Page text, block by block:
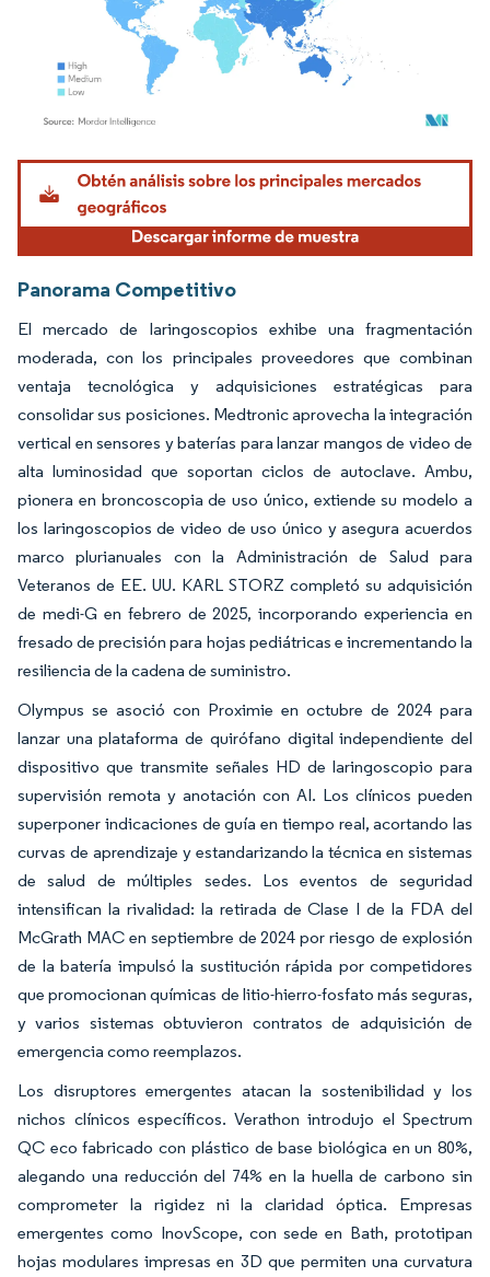
Imagen © Mordor Intelligence. El uso requiere atribución según CC BY 4.0.
Panorama Competitivo
El mercado de laringoscopios exhibe una fragmentación
moderada, con los principales proveedores que combinan
ventaja tecnológica y adquisiciones estratégicas para
consolidar sus posiciones. Medtronic aprovecha la integración
vertical en sensores y baterías para lanzar mangos de video de
alta luminosidad que soportan ciclos de autoclave. Ambu,
pionera en broncoscopia de uso único, extiende su modelo a
los laringoscopios de video de uso único y asegura acuerdos
marco plurianuales con la Administración de Salud para
Veteranos de EE. UU. KARL STORZ completó su adquisición
de medi-G en febrero de 2025, incorporando experiencia en
fresado de precisión para hojas pediátricas e incrementando la
resiliencia de la cadena de suministro.
Olympus se asoció con Proximie en octubre de 2024 para
lanzar una plataforma de quirófano digital independiente del
dispositivo que transmite señales HD de laringoscopio para
supervisión remota y anotación con AI. Los clínicos pueden
superponer indicaciones de guía en tiempo real, acortando las
curvas de aprendizaje y estandarizando la técnica en sistemas
de salud de múltiples sedes. Los eventos de seguridad
intensifican la rivalidad: la retirada de Clase I de la FDA del
McGrath MAC en septiembre de 2024 por riesgo de explosión
de la batería impulsó la sustitución rápida por competidores
que promocionan químicas de litio-hierro-fosfato más seguras,
y varios sistemas obtuvieron contratos de adquisición de
emergencia como reemplazos.
Los disruptores emergentes atacan la sostenibilidad y los
nichos clínicos específicos. Verathon introdujo el Spectrum
QC eco fabricado con plástico de base biológica en un 80%,
alegando una reducción del 74% en la huella de carbono sin
comprometer la rigidez ni la claridad óptica. Empresas
emergentes como InovScope, con sede en Bath, prototipan
hojas modulares impresas en 3D que permiten una curvatura